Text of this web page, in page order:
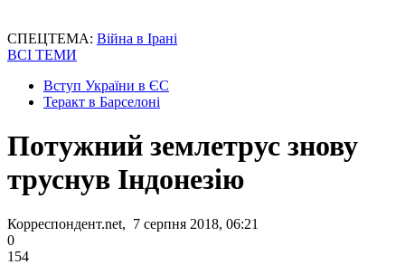
СПЕЦТЕМА: Війна в Ірані
ВСІ ТЕМИ
Вступ України в ЄС
Теракт в Барселоні
Потужний землетрус знову
труснув Індонезію
Корреспондент.net, 7 серпня 2018, 06:21
0
154